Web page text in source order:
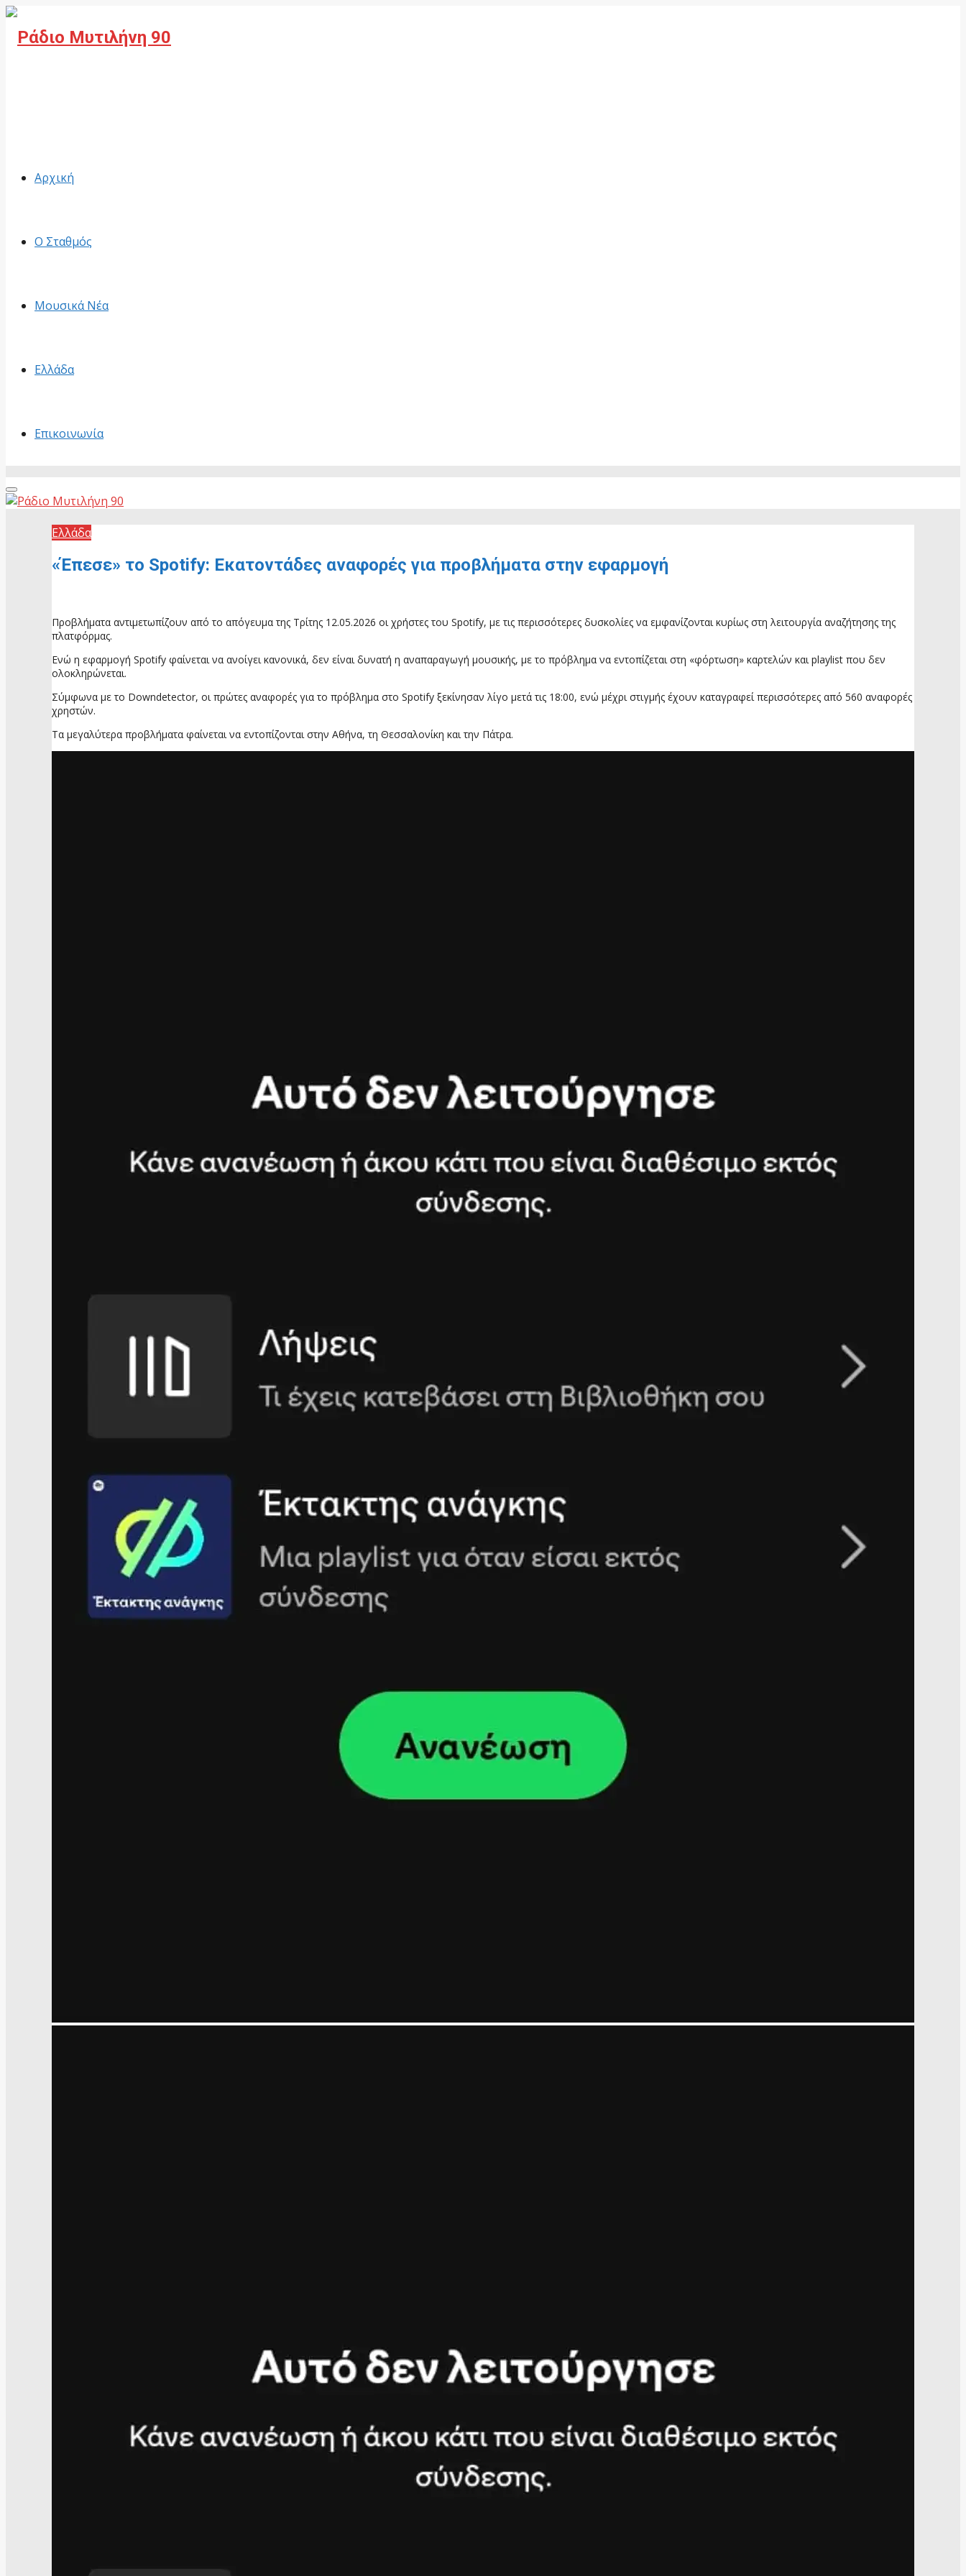
Αρχική
Ο Σταθμός
Μουσικά Νέα
Ελλάδα
Επικοινωνία
Primary
Menu
Ελλάδα
«Έπεσε» το Spotify: Εκατοντάδες αναφορές για προβλήματα στην εφαρμογή
Προβλήματα αντιμετωπίζουν από το απόγευμα της Τρίτης 12.05.2026 οι χρήστες του Spotify, με τις περισσότερες δυσκολίες να εμφανίζονται κυρίως στη λειτουργία αναζήτησης της
πλατφόρμας.
Ενώ η εφαρμογή Spotify φαίνεται να ανοίγει κανονικά, δεν είναι δυνατή η αναπαραγωγή μουσικής, με το πρόβλημα να εντοπίζεται στη «φόρτωση» καρτελών και playlist που δεν
ολοκληρώνεται.
Σύμφωνα με το Downdetector, οι πρώτες αναφορές για το πρόβλημα στο Spotify ξεκίνησαν λίγο μετά τις 18:00, ενώ μέχρι στιγμής έχουν καταγραφεί περισσότερες από 560 αναφορές
χρηστών.
Τα μεγαλύτερα προβλήματα φαίνεται να εντοπίζονται στην Αθήνα, τη Θεσσαλονίκη και την Πάτρα.